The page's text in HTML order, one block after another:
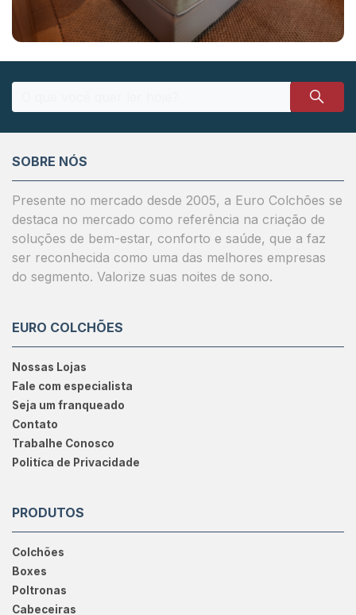
SOBRE NÓS
Presente no mercado desde 2005, a Euro Colchões se
destaca no mercado como referência na criação de
soluções de bem-estar, conforto e saúde, que a faz
ser reconhecida como uma das melhores empresas
do segmento. Valorize suas noites de sono.
EURO COLCHÕES
Nossas Lojas
Fale com especialista
Seja um franqueado
Contato
Trabalhe Conosco
Politíca de Privacidade
PRODUTOS
Colchões
Boxes
Poltronas
Cabeceiras